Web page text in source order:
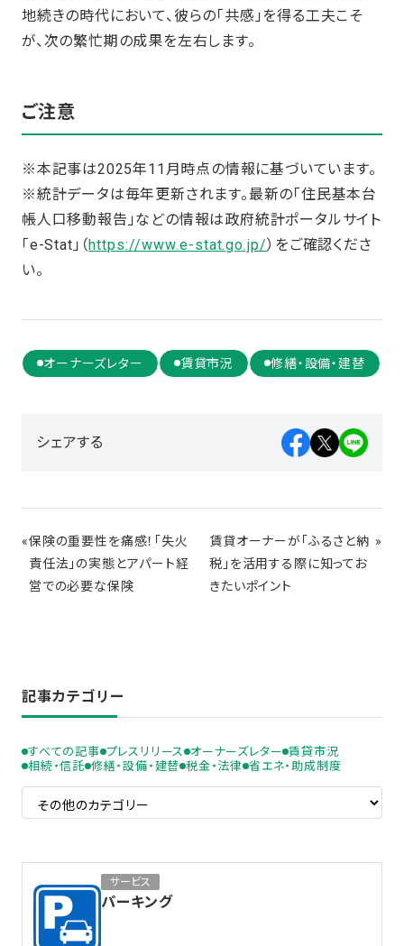
地続きの時代において、彼らの「共感」を得る工夫こそ
が、次の繁忙期の成果を左右します。
ご注意
※本記事は2025年11月時点の情報に基づいています。
※統計データは毎年更新されます。最新の「住民基本台
帳人口移動報告」などの情報は政府統計ポータルサイト
「e-Stat」（https://www.e-stat.go.jp/）をご確認くださ
い。
オーナーズレター 賃貸市況 修繕・設備・建替
シェアする
«保険の重要性を痛感！「失火
責任法」の実態とアパート経
営での必要な保険
賃貸オーナーが「ふるさと納
税」を活用する際に知ってお
きたいポイント
»
記事カテゴリー
すべての記事 プレスリリース オーナーズレター 賃貸市況
相続・信託 修繕・設備・建替 税金・法律 省エネ・助成制度
サービス
パーキング